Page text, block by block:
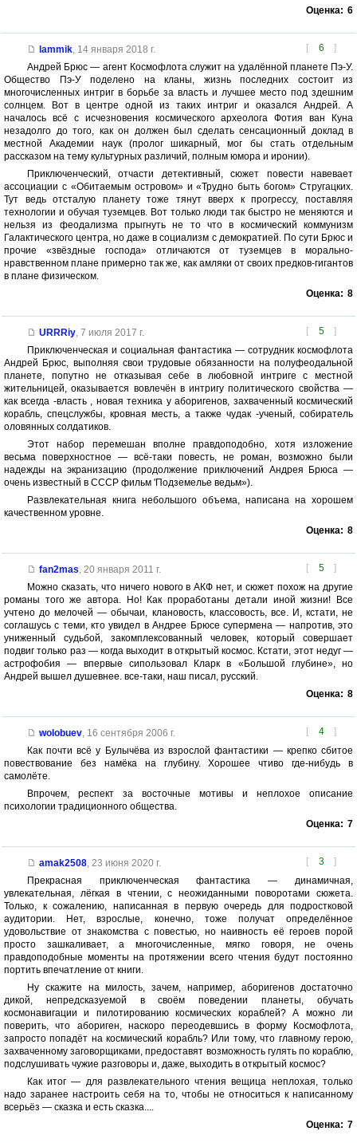
Оценка: 6
[ 6 ]
lammik, 14 января 2018 г.
Андрей Брюс — агент Космофлота служит на удалённой планете Пэ-У.
Общество Пэ-У поделено на кланы, жизнь последних состоит из
многочисленных интриг в борьбе за власть и лучшее место под здешним
солнцем. Вот в центре одной из таких интриг и оказался Андрей. А
началось всё с исчезновения космического археолога Фотия ван Куна
незадолго до того, как он должен был сделать сенсационный доклад в
местной Академии наук (пролог шикарный, мог бы стать отдельным
рассказом на тему культурных различий, полным юмора и иронии).
Приключенческий, отчасти детективный, сюжет повести навевает
ассоциации с «Обитаемым островом» и «Трудно быть богом» Стругацких.
Тут ведь отсталую планету тоже тянут вверх к прогрессу, поставляя
технологии и обучая туземцев. Вот только люди так быстро не меняются и
нельзя из феодализма прыгнуть не то что в космический коммунизм
Галактического центра, но даже в социализм с демократией. По сути Брюс и
прочие «звёздные господа» отличаются от туземцев в морально-
нравственном плане примерно так же, как амляки от своих предков-гигантов
в плане физическом.
Оценка: 8
[ 5 ]
URRRiy, 7 июля 2017 г.
Приключенческая и социальная фантастика — сотрудник космофлота
Андрей Брюс, выполняя свои трудовые обязанности на полуфеодальной
планете, попутно не отказывая себе в любовной интриге с местной
жительницей, оказывается вовлечён в интригу политического свойства —
как всегда -власть , новая техника у аборигенов, захваченный космический
корабль, спецслужбы, кровная месть, а также чудак -ученый, собиратель
оловянных солдатиков.
Этот набор перемешан вполне правдоподобно, хотя изложение
весьма поверхностное — всё-таки повесть, не роман, возможно были
надежды на экранизацию (продолжение приключений Андрея Брюса —
очень известный в СССР фильм 'Подземелье ведьм»).
Развлекательная книга небольшого объема, написана на хорошем
качественном уровне.
Оценка: 8
[ 5 ]
fan2mas, 20 января 2011 г.
Можно сказать, что ничего нового в АКФ нет, и сюжет похож на другие
романы того же автора. Но! Как проработаны детали иной жизни! Все
учтено до мелочей — обычаи, клановость, классовость, все. И, кстати, не
соглашусь с теми, кто увидел в Андрее Брюсе супермена — напротив, это
униженный судьбой, закомплексованный человек, который совершает
подвиг только раз — когда выходит в открытый космос. Кстати, этот недуг —
астрофобия — впервые сипользовал Кларк в «Большой глубине», но
Андрей вышел душевнее. все-таки, наш писал, русский.
Оценка: 8
[ 4 ]
wolobuev, 16 сентября 2006 г.
Как почти всё у Булычёва из взрослой фантастики — крепко сбитое
повествование без намёка на глубину. Хорошее чтиво где-нибудь в
самолёте.
Впрочем, респект за восточные мотивы и неплохое описание
психологии традиционного общества.
Оценка: 7
[ 3 ]
amak2508, 23 июня 2020 г.
Прекрасная приключенческая фантастика — динамичная,
увлекательная, лёгкая в чтении, с неожиданными поворотами сюжета.
Только, к сожалению, написанная в первую очередь для подростковой
аудитории. Нет, взрослые, конечно, тоже получат определённое
удовольствие от знакомства с повестью, но наивность её героев порой
просто зашкаливает, а многочисленные, мягко говоря, не очень
правдоподобные моменты на протяжении всего чтения будут постоянно
портить впечатление от книги.
Ну скажите на милость, зачем, например, аборигенов достаточно
дикой, непредсказуемой в своём поведении планеты, обучать
космонавигации и пилотированию космических кораблей? А можно ли
поверить, что абориген, наскоро переодевшись в форму Космофлота,
запросто попадёт на космический корабль? Или тому, что главному герою,
захваченному заговорщиками, предоставят возможность гулять по кораблю,
подслушивать чужие разговоры и, даже, выходить в открытый космос?
Как итог — для развлекательного чтения вещица неплохая, только
надо заранее настроить себя на то, чтобы не относиться к написанному
всерьёз — сказка и есть сказка....
Оценка: 7